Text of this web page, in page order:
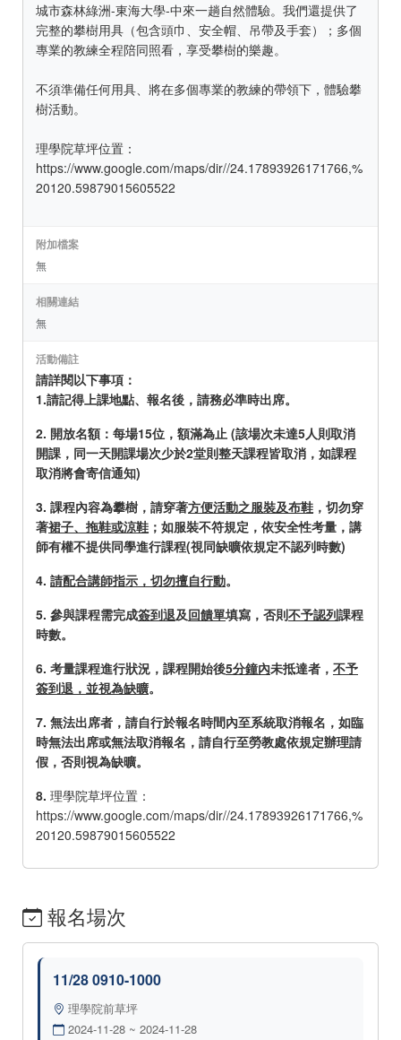
城市森林綠洲-東海大學-中來一趟自然體驗。我們還提供了
完整的攀樹用具（包含頭巾、安全帽、吊帶及手套）；多個
專業的教練全程陪同照看，享受攀樹的樂趣。
不須準備任何用具、將在多個專業的教練的帶領下，體驗攀
樹活動。
理學院草坪位置：
https://www.google.com/maps/dir//24.17893926171766,%
20120.59879015605522
附加檔案
無
相關連結
無
活動備註
請詳閱以下事項：
1.請記得上課地點、報名後，請務必準時出席。
2. 開放名額：每場15位，額滿為止 (該場次未達5人則取消
開課，同一天開課場次少於2堂則整天課程皆取消，如課程
取消將會寄信通知)
3. 課程內容為攀樹，請穿著方便活動之服裝及布鞋 ，切勿穿
著裙子、拖鞋或涼鞋 ；如服裝不符規定，依安全性考量，講
師有權不提供同學進行課程(視同缺曠依規定不認列時數)
4. 請配合講師指示，切勿擅自行動。
5. 參與課程需完成簽到退及回饋單填寫，否則不予認列課程
時數。
6. 考量課程進行狀況，課程開始後5分鐘內未抵達者， 不予
簽到退，並視為缺曠。
7. 無法出席者，請自行於報名時間內至系統取消報名，如臨
時無法出席或無法取消報名，請自行至勞教處依規定辦理請
假，否則視為缺曠。
8. 理學院草坪位置：
https://www.google.com/maps/dir//24.17893926171766,%
20120.59879015605522
報名場次
11/28 0910-1000
理學院前草坪
2024-11-28 ~ 2024-11-28